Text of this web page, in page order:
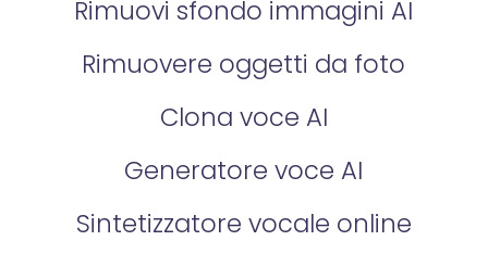
Rimuovi sfondo immagini AI
Rimuovere oggetti da foto
Clona voce AI
Generatore voce AI
Sintetizzatore vocale online